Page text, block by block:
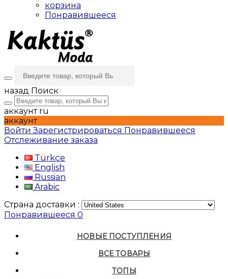
корзина
Понравившееся
назад Поиск
аккаунт ru
аккаунт
ВойтиЗарегистрироваться Понравившееся
Отслеживание заказа
Türkçe
English
Russian
Arabic
Страна доставки :
Понравившееся 0
НОВЫЕ ПОСТУПЛЕНИЯ
ВСЕ ТОВАРЫ
ТОПЫ